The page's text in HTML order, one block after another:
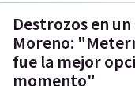
Destrozos en
Moreno:
fue la mejor
momento"